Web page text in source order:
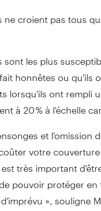
ne croient pas tous
sont les plus
honnêtes ou qu'ils
lorsqu'ils ont rempli
à 20 % à l'échelle
et l'omission
votre
très important
pouvoir protéger
», souligne M